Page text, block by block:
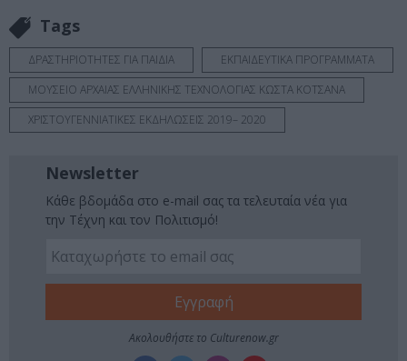
Tags
ΔΡΑΣΤΗΡΙΟΤΗΤΕΣ ΓΙΑ ΠΑΙΔΙΑ
ΕΚΠΑΙΔΕΥΤΙΚΑ ΠΡΟΓΡΑΜΜΑΤΑ
ΜΟΥΣΕΙΟ ΑΡΧΑΙΑΣ ΕΛΛΗΝΙΚΗΣ ΤΕΧΝΟΛΟΓΙΑΣ ΚΩΣΤΑ ΚΟΤΣΑΝΑ
ΧΡΙΣΤΟΥΓΕΝΝΙΑΤΙΚΕΣ ΕΚΔΗΛΩΣΕΙΣ 2019– 2020
Newsletter
Κάθε βδομάδα στο e-mail σας τα τελευταία νέα για
την Τέχνη και τον Πολιτισμό!
Ακολουθήστε το Culturenow.gr